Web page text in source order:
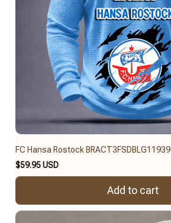
FC Hansa Rostock BRACT3FSDBLG11939
$59.95 USD
Add to cart